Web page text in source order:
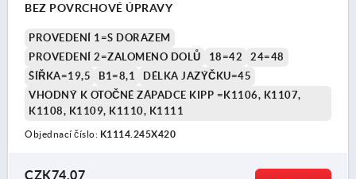
BEZ POVRCHOVÉ ÚPRAVY
PROVEDENÍ 1=S DORAZEM
PROVEDENÍ 2=ZALOMENO DOLŮ
18=42
24=48
ŠÍŘKA=19,5
B1=8,1
DÉLKA JAZÝČKU=45
VHODNÝ K OTOČNÉ ZÁPADCE KIPP =K1106, K1107,
K1108, K1109, K1110, K1111
Objednací číslo: K1114.245X420
CZK74.07